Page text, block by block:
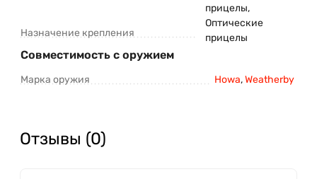
Назначение крепления
прицелы,
Оптические
прицелы
Совместимость с оружием
Марка оружия Howa,Weatherby
Отзывы (0)